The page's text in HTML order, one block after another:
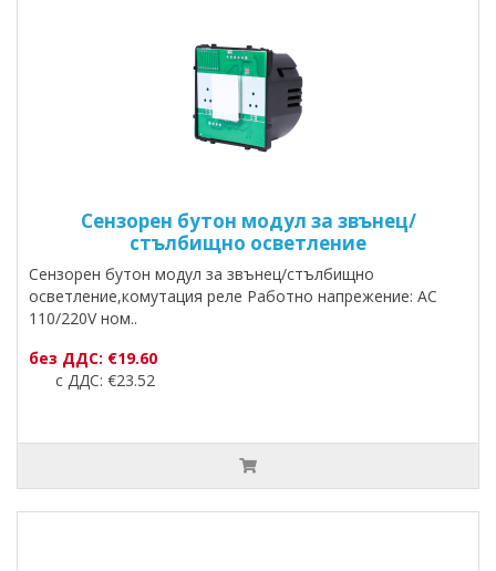
Сензорен бутон модул за звънец/
стълбищно осветление
Сензорен бутон модул за звънец/стълбищно
осветление,комутация реле Работно напрежение: AC
110/220V ном..
без ДДС: €19.60
с ДДС: €23.52